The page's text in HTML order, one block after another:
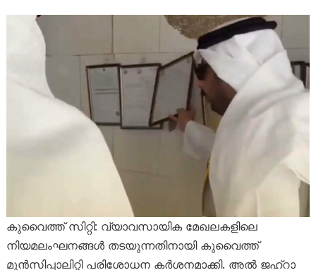
കുവൈത്ത് സിറ്റി: വ്യാവസായിക മേഖലകളിലെ
നിയമലംഘനങ്ങൾ തടയുന്നതിനായി കുവൈത്ത്
മുൻസിപ്പാലിറ്റി പരിശോധന കർശനമാക്കി. അൽ ജഹ്‌റാ